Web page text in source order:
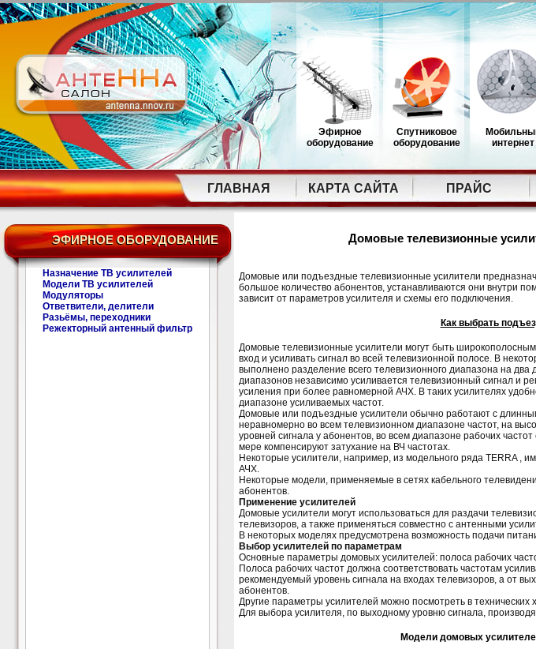
Эфирное
оборудование
Спутниковое
оборудование
интернет
ГЛАВНАЯ КАРТА САЙТА ПРАЙС
ЭФИРНОЕ ОБОРУДОВАНИЕ
Назначение ТВ усилителей
Модели ТВ усилителей
Модуляторы
Ответвители, делители
Разьёмы, переходники
Режекторный антенный фильтр
Домовые телевизионные
Домовые или подъездные телевизионные усилители
большое количество абонентов, устанавливаются они внутри
зависит от параметров усилителя и схемы его подключения.
Как выбрать
Домовые телевизионные усилители могут быть
вход и усиливать сигнал во всей телевизионной полосе. В
выполнено разделение всего телевизионного диапазона на
диапазонов независимо усиливается телевизионный сигнал и
усиления при более равномерной АЧХ. В таких усилителях
диапазоне усиливаемых частот.
Домовые или подъездные усилители обычно работают с
неравномерно во всем телевизионном диапазоне частот, на
уровней сигнала у абонентов, во всем диапазоне рабочих
мере компенсируют затухание на ВЧ частотах.
Некоторые усилители, например, из модельного ряда TERRA ,
АЧХ.
Некоторые модели, применяемые в сетях кабельного
абонентов.
Применение усилителей
Домовые усилители могут использоваться для раздачи
телевизоров, а также применяться совместно с антенными
В некоторых моделях предусмотрена возможность подачи
Выбор усилителей по параметрам
Основные параметры домовых усилителей: полоса рабочих
Полоса рабочих частот должна соответствовать частотам
рекомендуемый уровень сигнала на входах телевизоров, а от
абонентов.
Другие параметры усилителей можно посмотреть в технических
Для выбора усилителя, по выходному уровню сигнала,
Модели домовых